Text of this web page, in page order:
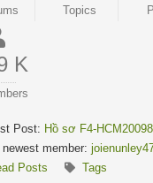
Topics
K
Post: Hồ sơ F4-
newest member:
Posts
Tags